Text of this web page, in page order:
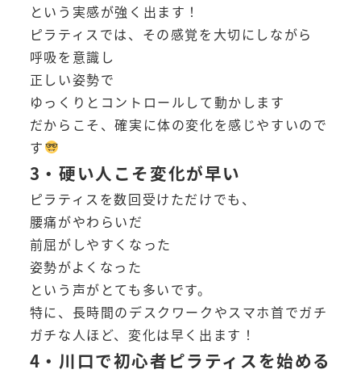
という実感が強く出ます！
ピラティスでは、その感覚を大切にしながら
呼吸を意識し
正しい姿勢で
ゆっくりとコントロールして動かします
だからこそ、確実に体の変化を感じやすいので
す
3・硬い人こそ変化が早い
ピラティスを数回受けただけでも、
腰痛がやわらいだ
前屈がしやすくなった
姿勢がよくなった
という声がとても多いです。
特に、長時間のデスクワークやスマホ首でガチ
ガチな人ほど、変化は早く出ます！
4・川口で初心者ピラティスを始める